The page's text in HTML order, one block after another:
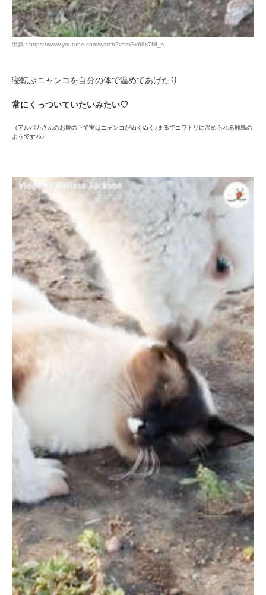
出典 : https://www.youtube.com/watch?v=mGx68k7NI_s
寝転ぶニャンコを自分の体で温めてあげたり
常にくっついていたいみたい♡
（アルパカさんのお腹の下で実はニャンコがぬくぬく♪まるでニワトリに温められる雛鳥の
ようですね）
pecodogs
いぬ部をフォロー
pecocats
ねこ部をフォロー